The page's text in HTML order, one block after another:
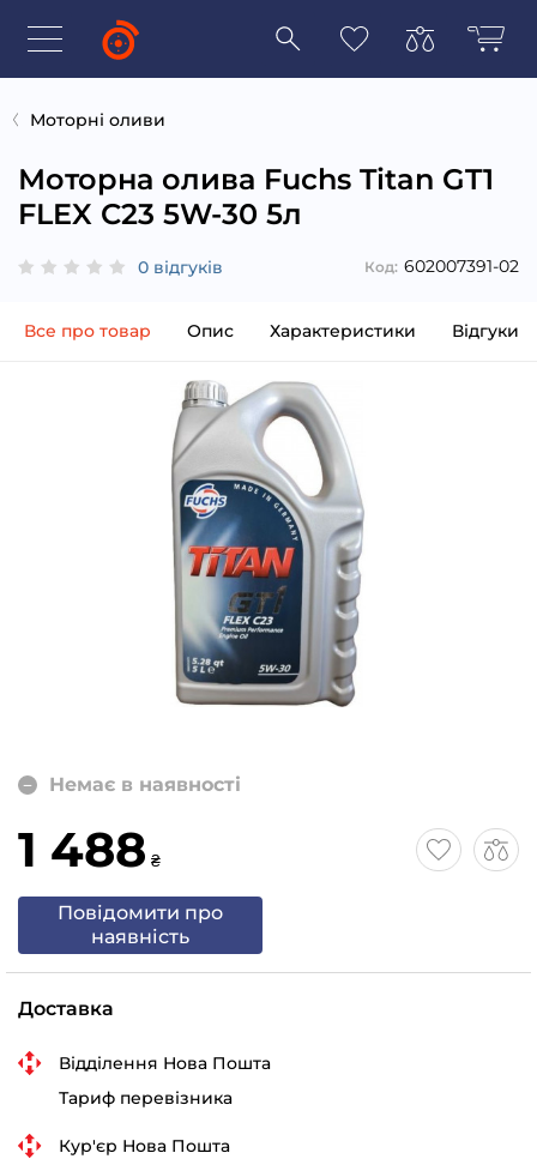
Моторні оливи
Моторна олива Fuchs Titan GT1
FLEX C23 5W-30 5л
0 відгуків Код: 602007391-02
Все про товар Опис Характеристики Відгуки
Немає в наявності
1 488 ₴
Повідомити про
наявність
Доставка
Відділення Нова Пошта
Тариф перевізника
Кур'єр Нова Пошта